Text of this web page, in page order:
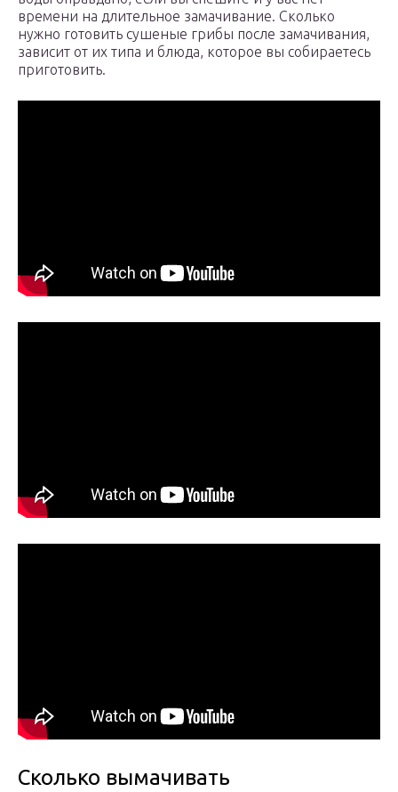
времени на длительное замачивание. Сколько
нужно готовить сушеные грибы после замачивания,
зависит от их типа и блюда, которое вы собираетесь
приготовить.
Сколько вымачивать